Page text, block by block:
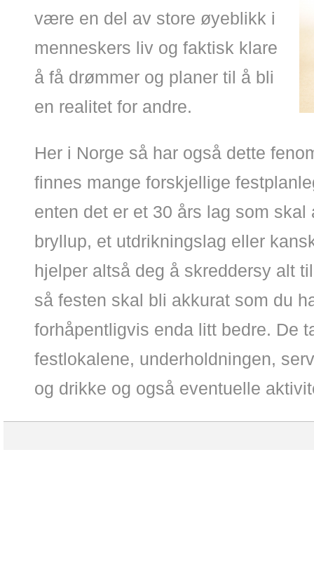
være en del av store øyeblikk i
menneskers liv og faktisk klare
å få drømmer og planer til å bli
en realitet for andre.
Her i Norge så har også dette
finnes mange forskjellige
enten det er et 30 års lag som skal
bryllup, et utdrikningslag eller
hjelper altså deg å skreddersy alt
så festen skal bli akkurat som du
forhåpentligvis enda litt bedre. De
festlokalene, underholdningen,
og drikke og også eventuelle